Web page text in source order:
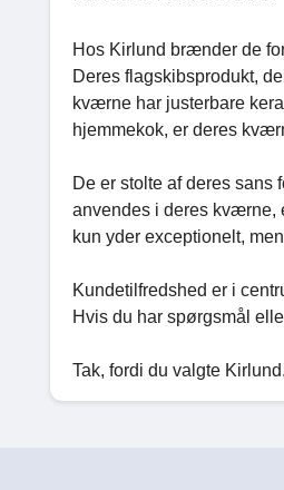
Hos Kirlund brænder de
Deres flagskibsprodukt,
kværne har justerbare
hjemmekok, er deres
De er stolte af deres sans
anvendes i deres kværne,
kun yder exceptionelt,
Kundetilfredshed er i
Hvis du har spørgsmål
Tak, fordi du valgte